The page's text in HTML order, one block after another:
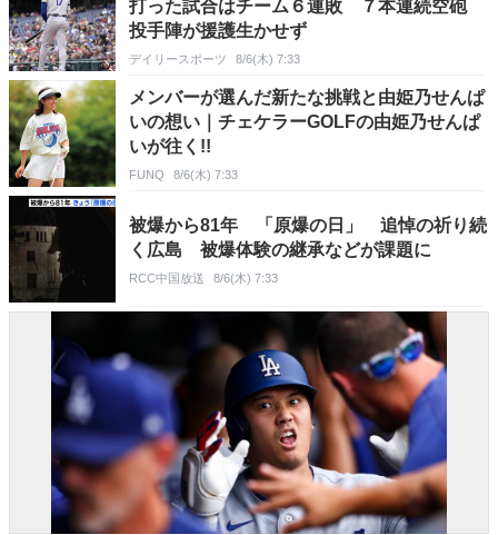
打った試合はチーム６連敗 ７本連続空砲
投手陣が援護生かせず
デイリースポーツ 8/6(木) 7:33
メンバーが選んだ新たな挑戦と由姫乃せんぱ
いの想い｜チェケラーGOLFの由姫乃せんぱ
いが往く!!
FUNQ 8/6(木) 7:33
被爆から81年 「原爆の日」 追悼の祈り続
く広島 被爆体験の継承などが課題に
RCC中国放送 8/6(木) 7:33